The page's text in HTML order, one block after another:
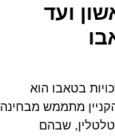
ועד
בטאבו הוא
מתממש מבחינה
שבהם